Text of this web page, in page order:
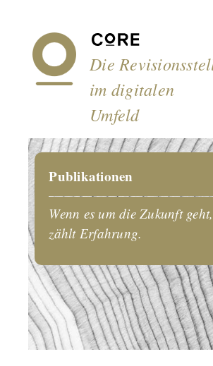
Die
im digitalen
Umfeld
Publikationen
Wenn es um die Zukunft geht,
zählt Erfahrung.